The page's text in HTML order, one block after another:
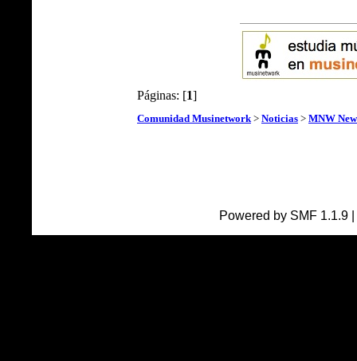
Páginas: [1]
Comunidad Musinetwork> Noticias > MNW
Powered by SMF 1.1.9